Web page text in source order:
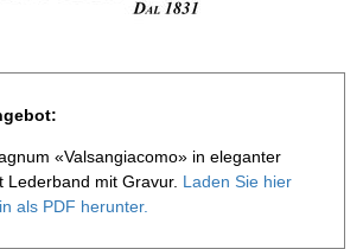
«Valsangiacomo» in eleganter
Lederband mit Gravur. Laden Sie hier
als PDF herunter.